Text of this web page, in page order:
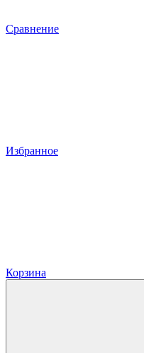
Сравнение
Избранное
Корзина